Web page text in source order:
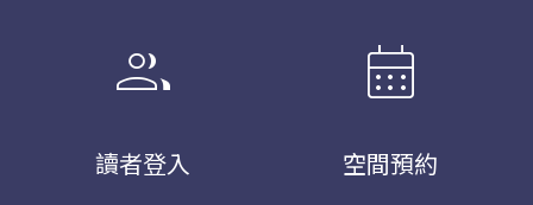
group
讀者登入
calendar_month
空間預約